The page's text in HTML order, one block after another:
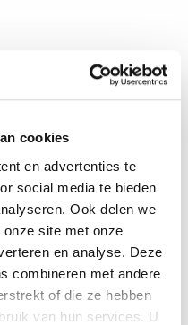
cookies
en advertenties te
social media te bieden
Ook delen we
site met onze
en analyse. Deze
combineren met andere
of die ze hebben
van hun services. U
(uiterlijk een week
maakt deel uit van de
de behoefte van uw
van de
leren module?
leren differentiëren in
uit jouw digitale
studiewijzers en